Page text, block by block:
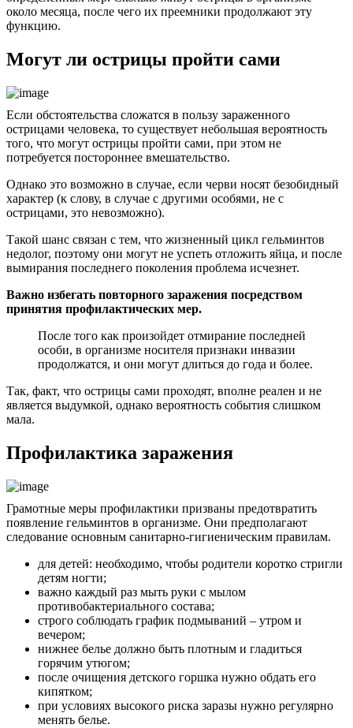
около месяца, после чего их преемники продолжают эту
функцию.
Могут ли острицы пройти сами
Если обстоятельства сложатся в пользу зараженного
острицами человека, то существует небольшая вероятность
того, что могут острицы пройти сами, при этом не
потребуется постороннее вмешательство.
Однако это возможно в случае, если черви носят безобидный
характер (к слову, в случае с другими особями, не с
острицами, это невозможно).
Такой шанс связан с тем, что жизненный цикл гельминтов
недолог, поэтому они могут не успеть отложить яйца, и после
вымирания последнего поколения проблема исчезнет.
Важно избегать повторного заражения посредством
принятия профилактических мер.
После того как произойдет отмирание последней
особи, в организме носителя признаки инвазии
продолжатся, и они могут длиться до года и более.
Так, факт, что острицы сами проходят, вполне реален и не
является выдумкой, однако вероятность события слишком
мала.
Профилактика заражения
Грамотные меры профилактики призваны предотвратить
появление гельминтов в организме. Они предполагают
следование основным санитарно-гигиеническим правилам.
для детей: необходимо, чтобы родители коротко стригли
детям ногти;
важно каждый раз мыть руки с мылом
противобактериального состава;
строго соблюдать график подмываний – утром и
вечером;
нижнее белье должно быть плотным и гладиться
горячим утюгом;
после очищения детского горшка нужно обдать его
кипятком;
при условиях высокого риска заразы нужно регулярно
менять белье.